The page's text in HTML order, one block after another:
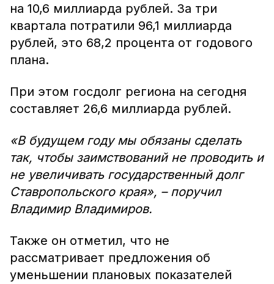
на 10,6 миллиарда рублей. За три
квартала потратили 96,1 миллиарда
рублей, это 68,2 процента от годового
плана.
При этом госдолг региона на сегодня
составляет 26,6 миллиарда рублей.
«В будущем году мы обязаны сделать
так, чтобы заимствований не проводить и
не увеличивать государственный долг
Ставропольского края», – поручил
Владимир Владимиров.
Также он отметил, что не
рассматривает предложения об
уменьшении плановых показателей